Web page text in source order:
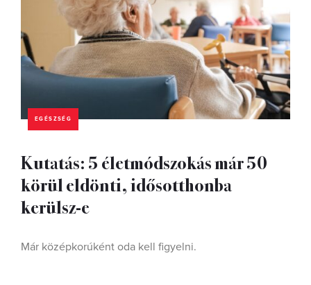
EGÉSZSÉG
Kutatás: 5 életmódszokás már 50
körül eldönti, idősotthonba
kerülsz-e
Már középkorúként oda kell figyelni.